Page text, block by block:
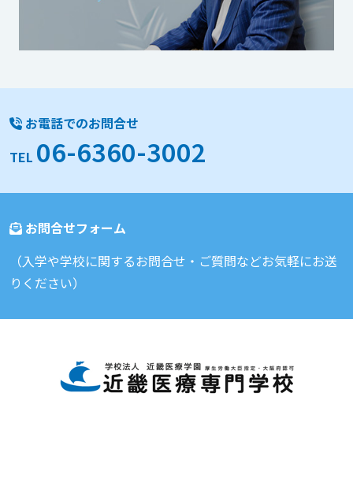
お電話でのお問合せ
TEL 06-6360-3002
お問合せフォーム
（入学や学校に関するお問合せ・ご質問などお気軽にお送
りください）